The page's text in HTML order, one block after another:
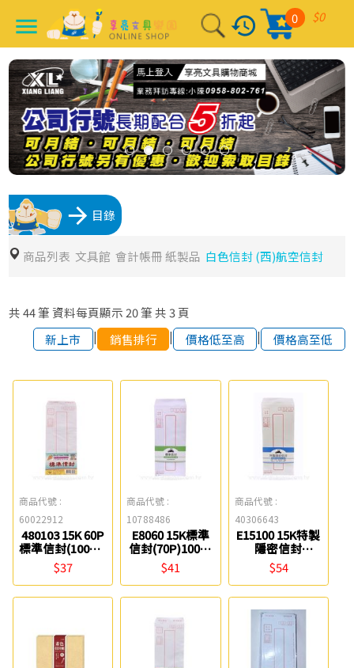
menu history $0
0
arrow_forward 目錄
商品列表 文具館 會計帳冊 紙製品 白色信封 (西)航空信封
共 44筆 資料每頁顯示 20筆 共 3頁
新上市
| 銷售排行 | 價格低至高 | 價格高至低
商品代號 :
60022912
480103 15K 60P
標準信封(100入)
聯合紙品
$37
商品代號 :
10788486
E8060 15K標準
信封(70P)100入
0051
$41
商品代號 :
40306643
E15100 15K特製
隱密信封
(80P)100入 豆點
紙品
$54